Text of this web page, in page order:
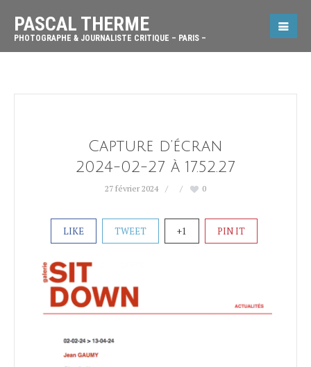
PASCAL THERME
PHOTOGRAPHE & JOURNALISTE CRITIQUE – PARIS –
Capture d’écran
2024-02-27 à 17.52.27
27 février 2024 0
LIKE TWEET +1 PIN IT